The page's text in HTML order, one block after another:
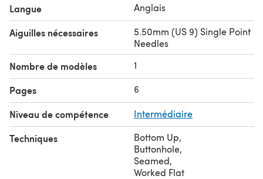
Langue Anglais
Aiguilles nécessaires
5.50mm (US 9) Single Point
Needles
Nombre de modèles 1
Pages 6
Niveau de compétence Intermédiaire
Techniques Bottom Up,
Buttonhole,
Seamed,
Worked Flat